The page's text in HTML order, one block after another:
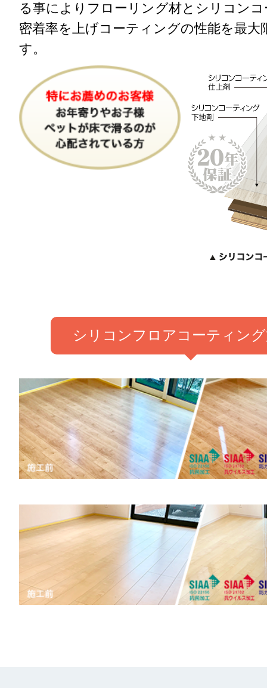
る事によりフローリン グ材とシリコン
密着率を上げコーティングの性能を最大
す。
シリコンフロアコーティン